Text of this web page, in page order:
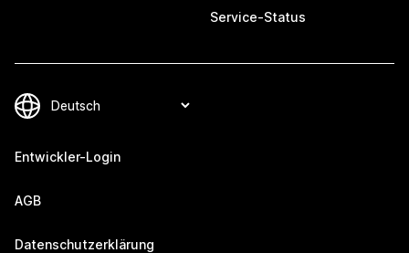
Service-Status
Entwickler-Login
AGB
Datenschutzerklärung